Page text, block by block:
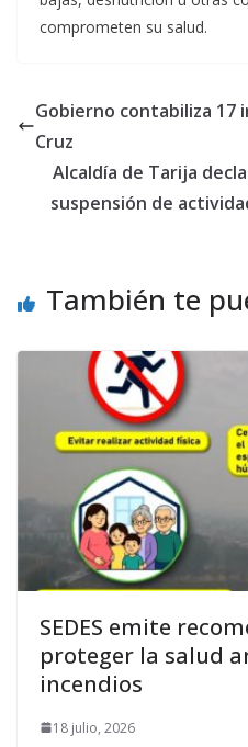
comprometen su salud.
Gobierno contabiliza 17
Cruz
Alcaldía de Tarija
suspensión de
También te
SEDES emite
proteger la salud
incendios
18 julio, 2026